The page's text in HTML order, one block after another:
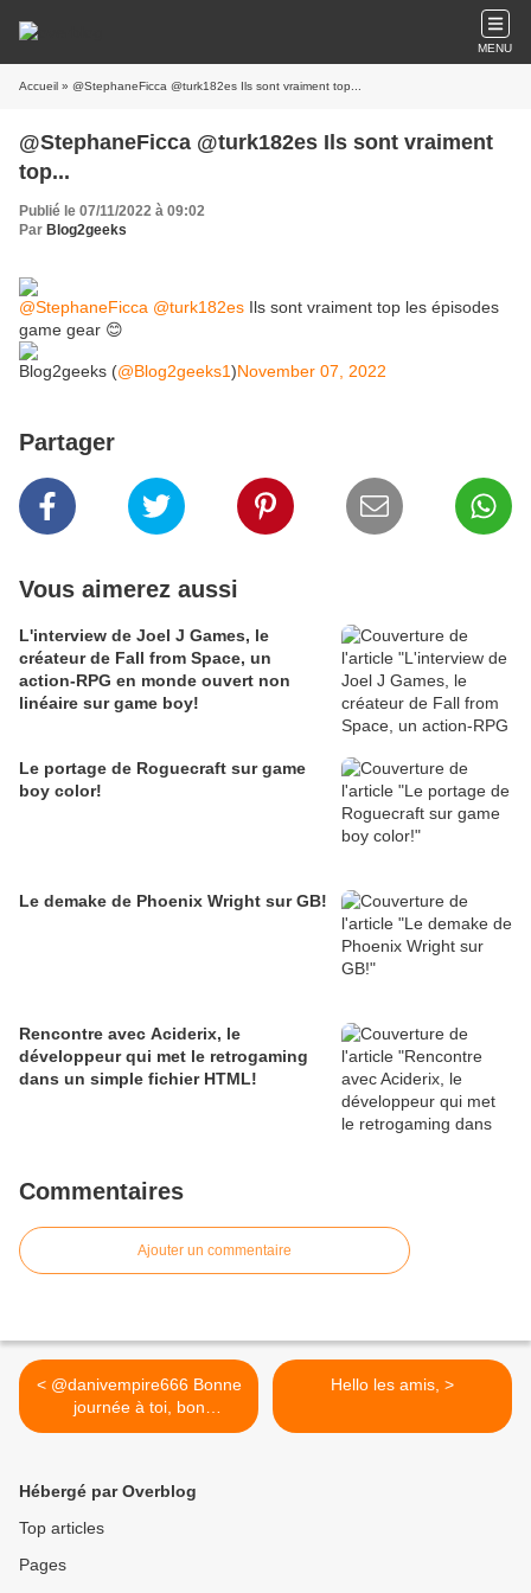
MENU
Accueil » @StephaneFicca @turk182es Ils sont vraiment top...
@StephaneFicca @turk182es Ils sont vraiment
top...
Publié le 07/11/2022 à 09:02
Par Blog2geeks
@StephaneFicca @turk182es Ils sont vraiment top les épisodes
game gear 😊
Blog2geeks (@Blog2geeks1)November 07, 2022
Partager
Vous aimerez aussi
L'interview de Joel J Games, le
créateur de Fall from Space, un
action-RPG en monde ouvert non
linéaire sur game boy!
Le portage de Roguecraft sur game
boy color!
Le demake de Phoenix Wright sur GB!
Rencontre avec Aciderix, le
développeur qui met le retrogaming
dans un simple fichier HTML!
Commentaires
Ajouter un commentaire
< @danivempire666 Bonne
journée à toi, bon
courage...
Hello les amis, >
Hébergé par Overblog
Top articles
Pages